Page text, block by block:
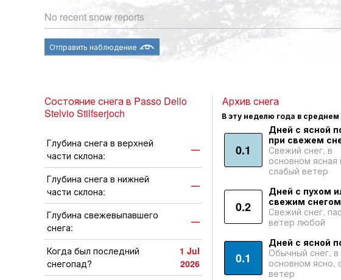
No recent snow reports
Отправить наблюдение
Состояние снега в Passo Dello
Stelvio Stilfserjoch
Глубина снега в верхней
части склона:
—
Глубина снега в нижней
части склона:
—
Глубина свежевыпавшего
снега:
—
Когда был последний
снегопад?
1 Jul
2026
Архив снега
В эту неделю года в
0.1
Дней с ясной
при свежем
Свежий снег, в
основном ясная
слабый ветер
0.2
Дней с пухом
свежим снегом
Свежий снег,
ветер любой
0.1
Дней с ясной
Обычный снег, в
основном ясно,
ветер